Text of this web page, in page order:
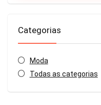
Categorias
Moda
Todas as categorias